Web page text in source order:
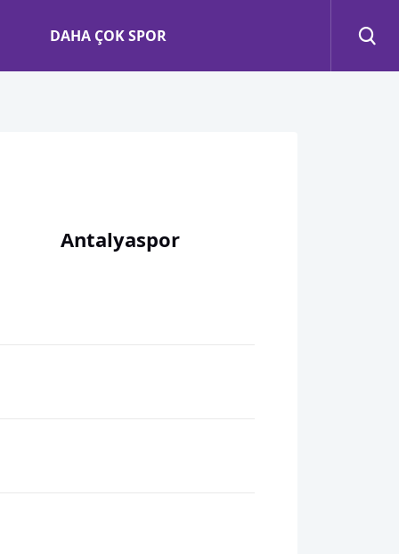
DAHA ÇOK SPOR
Antalyaspor